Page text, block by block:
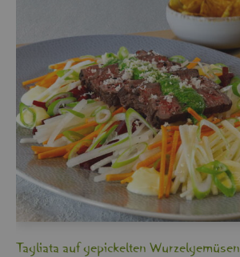
Ta­glia­ta auf ge­pi­ckel­ten Wur­zel­ge­mü­sen